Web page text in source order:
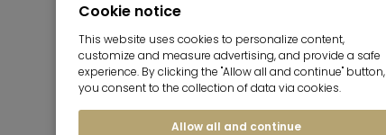
Cookie notice
This website uses cookies to personalize content,
customize and measure advertising, and provide a safe
experience. By clicking the "Allow all and continue" button,
you consent to the collection of data via cookies.
Allow all and continue